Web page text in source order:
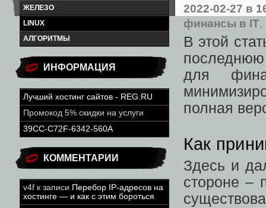
ЖЕЛЕЗО
LINUX
АЛГОРИТМЫ
ИНФОРМАЦИЯ
Лучший хостинг сайтов - REG.RU
Промокод 5% скидки на услуги
39CC-C72F-6342-560A
КОММЕНТАРИИ
v4f к записи Перебор IP-адресов на
хостинге — и как с этим бороться
2022-02-27 в
финансы в IT,
В этой
для
полная
Как
Здесь и
стороне –